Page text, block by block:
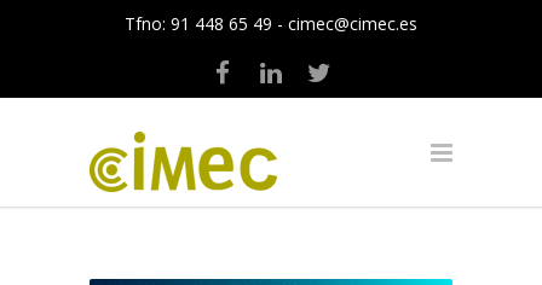
Tfno: 91 448 65 49 - cimec@cimec.es